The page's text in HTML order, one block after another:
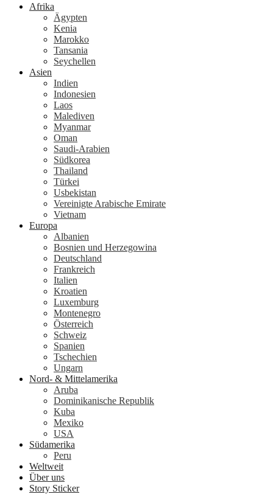
Afrika
Ägypten
Kenia
Marokko
Tansania
Seychellen
Asien
Indien
Indonesien
Laos
Malediven
Myanmar
Oman
Saudi-Arabien
Südkorea
Thailand
Türkei
Usbekistan
Vereinigte Arabische Emirate
Vietnam
Europa
Albanien
Bosnien und Herzegowina
Deutschland
Frankreich
Italien
Kroatien
Luxemburg
Montenegro
Österreich
Schweiz
Spanien
Tschechien
Ungarn
Nord- & Mittelamerika
Aruba
Dominikanische Republik
Kuba
Mexiko
USA
Südamerika
Peru
Weltweit
Über uns
Story Sticker